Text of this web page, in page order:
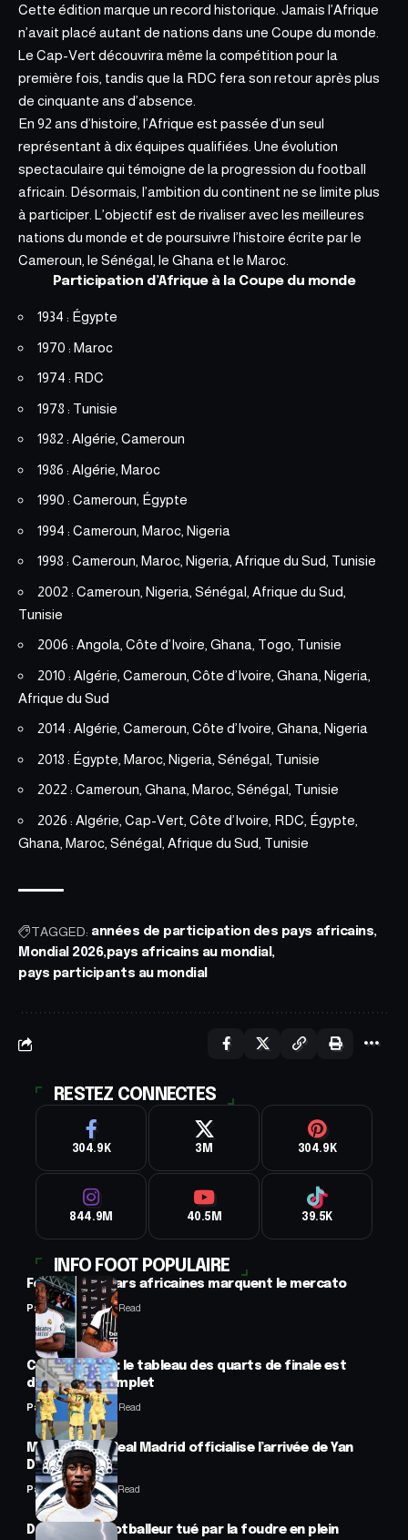
Cette édition marque un record historique. Jamais l’Afrique
n’avait placé autant de nations dans une Coupe du monde.
Le Cap-Vert découvrira même la compétition pour la
première fois, tandis que la RDC fera son retour après plus
de cinquante ans d’absence.
En 92 ans d’histoire, l’Afrique est passée d’un seul
représentant à dix équipes qualifiées. Une évolution
spectaculaire qui témoigne de la progression du football
africain. Désormais, l’ambition du continent ne se limite plus
à participer. L’objectif est de rivaliser avec les meilleures
nations du monde et de poursuivre l’histoire écrite par le
Cameroun, le Sénégal, le Ghana et le Maroc.
Participation d’Afrique à la Coupe du monde
1934 : Égypte
1970 : Maroc
1974 : RDC
1978 : Tunisie
1982 : Algérie, Cameroun
1986 : Algérie, Maroc
1990 : Cameroun, Égypte
1994 : Cameroun, Maroc, Nigeria
1998 : Cameroun, Maroc, Nigeria, Afrique du Sud, Tunisie
2002 : Cameroun, Nigeria, Sénégal, Afrique du Sud,
Tunisie
2006 : Angola, Côte d’Ivoire, Ghana, Togo, Tunisie
2010 : Algérie, Cameroun, Côte d’Ivoire, Ghana, Nigeria,
Afrique du Sud
2014 : Algérie, Cameroun, Côte d’Ivoire, Ghana, Nigeria
2018 : Égypte, Maroc, Nigeria, Sénégal, Tunisie
2022 : Cameroun, Ghana, Maroc, Sénégal, Tunisie
2026 : Algérie, Cap-Vert, Côte d’Ivoire, RDC, Égypte,
Ghana, Maroc, Sénégal, Afrique du Sud, Tunisie
TAGGED: années de participation des pays africains
Mondial 2026 pays africains au mondial
pays participants au mondial
RESTEZ CONNECTES
304.9K 3M 304.9K
844.9M 40.5M 39.5K
INFO FOOT POPULAIRE
Football : 2 stars africaines marquent le mercato
Panafrofoot2 Min Read
CAN féminine : le tableau des quarts de finale est
désormais complet
Panafrofoot2 Min Read
Mercato : Le Real Madrid officialise l’arrivée de Yan
Diomandé
Panafrofoot1 Min Read
Drame : un footballeur tué par la foudre en plein